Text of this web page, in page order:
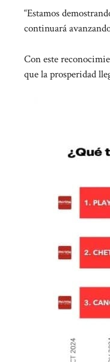
“Estamos
continuará
Con este
que la prosperidad